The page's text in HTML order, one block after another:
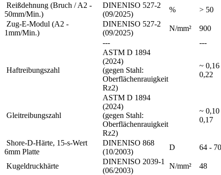
Reißdehnung (Bruch / A2 -
50mm/Min.)
DINENISO 527-2
(09/2025)
%
> 50
Zug-E-Modul (A2 -
1mm/Min.)
DINENISO 527-2
(09/2025)
N/mm²
900
---
---
Haftreibungszahl
ASTM D 1894
(2024)
(gegen Stahl:
Oberflächenrauigkeit
Rz2)
~ 0,16
0,22
Gleitreibungszahl
ASTM D 1894
(2024)
(gegen Stahl:
Oberflächenrauigkeit
Rz2)
~ 0,10
0,17
Shore-D-Härte, 15-s-Wert
6mm Platte
DINENISO 868
(10/2003)
D 64 - 70
Kugeldruckhärte
DINENISO 2039-1
(06/2003)
N/mm² 48